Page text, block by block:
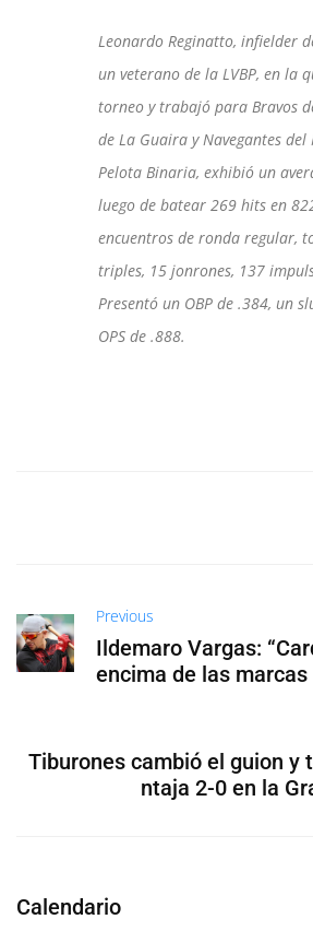
Leonardo Reginatto, infielder
un veterano de la LVBP, en la
torneo y trabajó para Bravos
de La Guaira y Navegantes del
Pelota Binaria, exhibió un
luego de batear 269 hits en
encuentros de ronda regular,
triples, 15 jonrones, 137
Presentó un OBP de .384, un
OPS de .888.
Previous
Ildemaro Vargas:
encima de las marcas
Tiburones cambió el guion y
ntaja 2-0 en la
Calendario